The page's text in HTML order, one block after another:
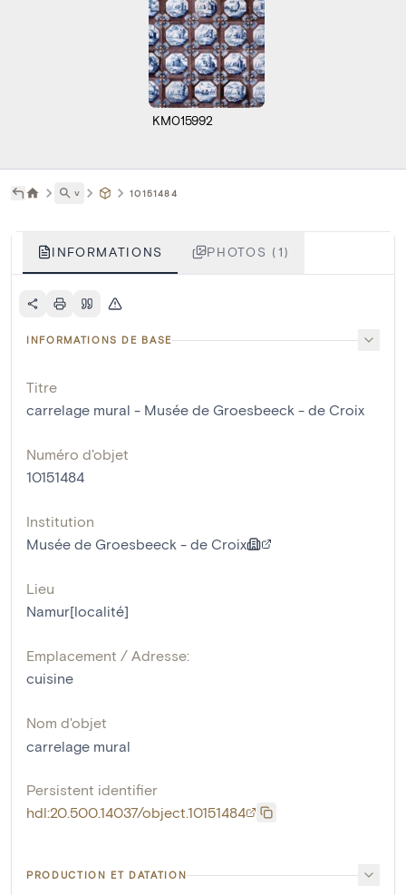
KM015992
˅ 10151484
INFORMATIONS PHOTOS (1)
INFORMATIONS DE BASE
Titre
carrelage mural - Musée de Groesbeeck - de Croix
Numéro d'objet
10151484
Institution
Musée de Groesbeeck - de Croix
Lieu
Namur[localité]
Emplacement / Adresse:
cuisine
Nom d'objet
carrelage mural
Persistent identifier
hdl:20.500.14037/object.10151484
PRODUCTION ET DATATION